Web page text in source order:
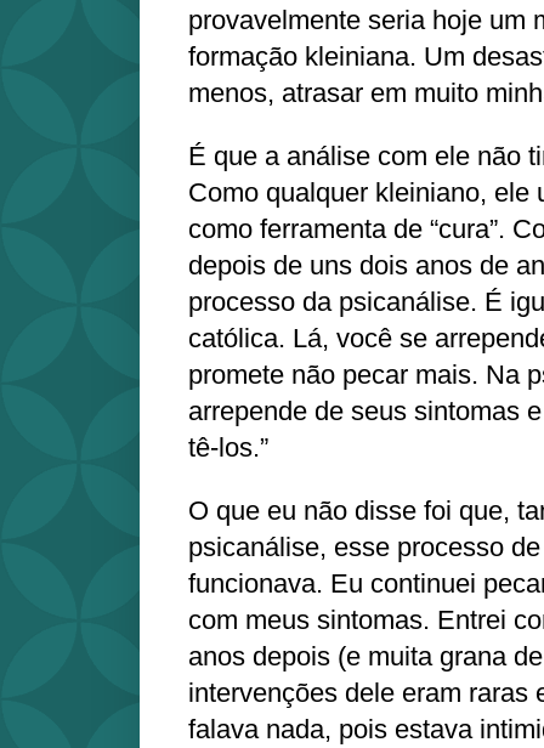
provavelmente seria hoje um
formação kleiniana. Um
menos, atrasar em muito
É que a análise com ele não
Como qualquer kleiniano, ele
como ferramenta de “cura”.
depois de uns dois anos de
processo da psicanálise. É
católica. Lá, você se
promete não pecar mais. Na
arrepende de seus sintomas
tê-los.”
O que eu não disse foi que,
psicanálise, esse processo de
funcionava. Eu continuei
com meus sintomas. Entrei
anos depois (e muita grana
intervenções dele eram raras
falava nada, pois estava